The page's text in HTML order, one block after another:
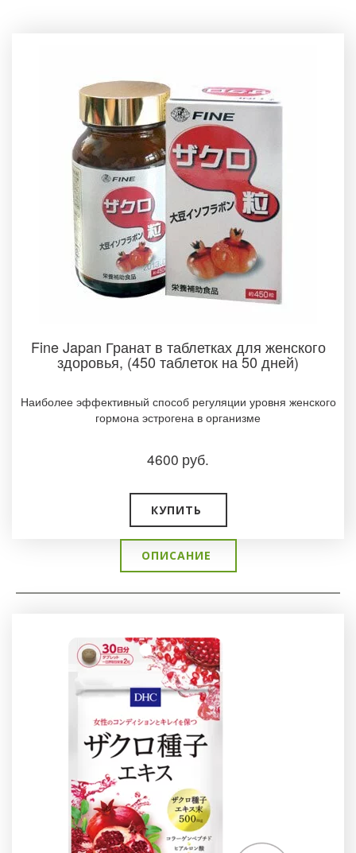
Fine Japan Гранат в таблетках для женского
здоровья, (450 таблеток на 50 дней)
Наиболее эффективный способ регуляции уровня женского
гормона эстрогена в организме
4600 руб.
КУПИТЬ
ОПИСАНИЕ